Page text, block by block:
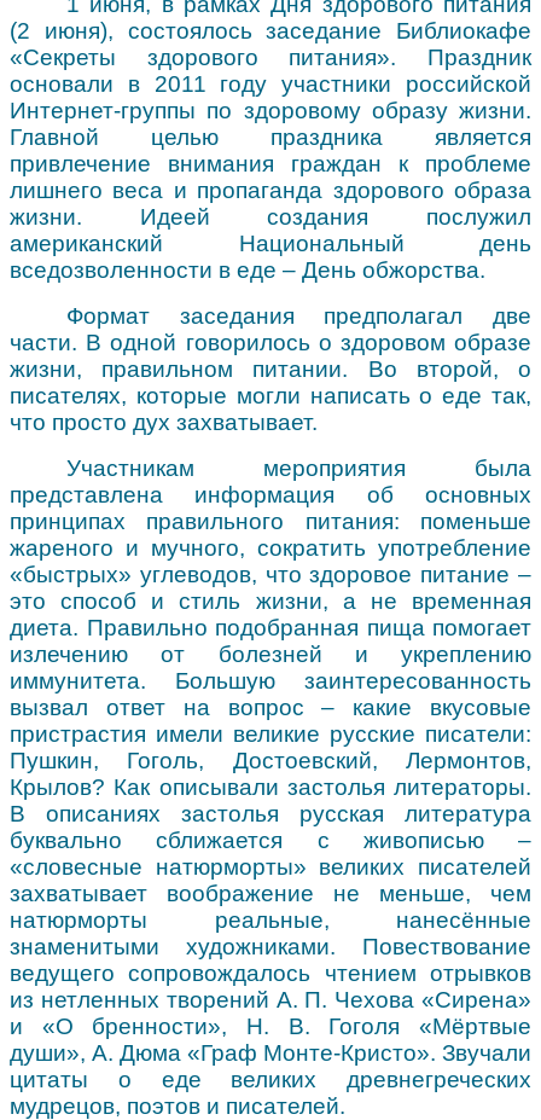
(2 июня), состоялось заседание Библиокафе
«Секреты здорового питания». Праздник
основали в 2011 году участники российской
Интернет-группы по здоровому образу жизни.
Главной целью праздника является
привлечение внимания граждан к проблеме
лишнего веса и пропаганда здорового образа
жизни. Идеей создания послужил
американский Национальный день
вседозволенности в еде – День обжорства.
Формат заседания предполагал две
части. В одной говорилось о здоровом образе
жизни, правильном питании. Во второй, о
писателях, которые могли написать о еде так,
что просто дух захватывает.
Участникам мероприятия была
представлена информация об основных
принципах правильного питания: поменьше
жареного и мучного, сократить употребление
«быстрых» углеводов, что здоровое питание –
это способ и стиль жизни, а не временная
диета. Правильно подобранная пища помогает
излечению от болезней и укреплению
иммунитета. Большую заинтересованность
вызвал ответ на вопрос – какие вкусовые
пристрастия имели великие русские писатели:
Пушкин, Гоголь, Достоевский, Лермонтов,
Крылов? Как описывали застолья литераторы.
В описаниях застолья русская литература
буквально сближается с живописью –
«словесные натюрморты» великих писателей
захватывает воображение не меньше, чем
натюрморты реальные, нанесённые
знаменитыми художниками. Повествование
ведущего сопровождалось чтением отрывков
из нетленных творений А. П. Чехова «Сирена»
и «О бренности», Н. В. Гоголя «Мёртвые
души», А. Дюма «Граф Монте-Кристо». Звучали
цитаты о еде великих древнегреческих
мудрецов, поэтов и писателей.